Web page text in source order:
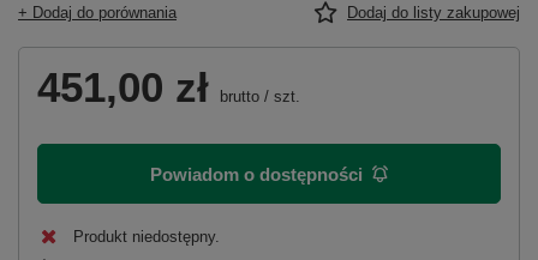
+ Dodaj do porównania Dodaj do listy zakupowej
451,00 zł brutto / szt.
Powiadom o dostępności
Produkt niedostępny